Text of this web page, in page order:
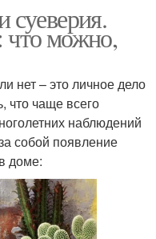
можно,
нет – это личное дело
что чаще всего
наблюдений
собой появление
доме: